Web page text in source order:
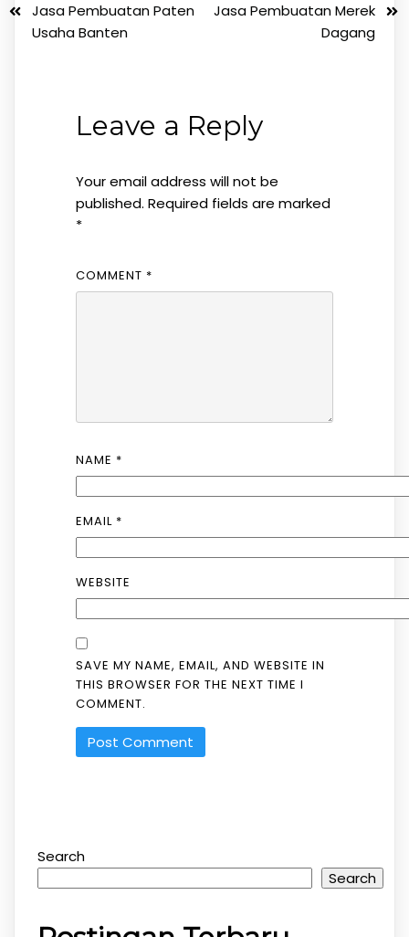
Jasa Pembuatan Paten
Usaha Banten
Jasa Pembuatan Merek
Dagang
Leave a Reply
Your email address will not be
published. Required fields are marked
*
COMMENT *
NAME *
EMAIL *
WEBSITE
SAVE MY NAME, EMAIL, AND WEBSITE IN
THIS BROWSER FOR THE NEXT TIME I
COMMENT.
Search
Search